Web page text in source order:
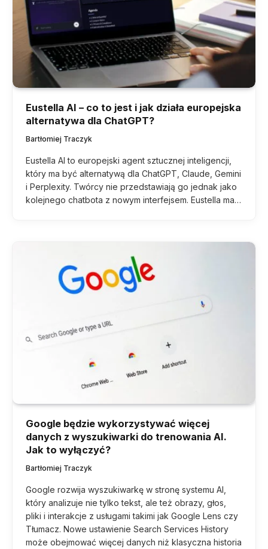
Eustella AI – co to jest i jak działa europejska
alternatywa dla ChatGPT?
Bartłomiej Traczyk
Eustella AI to europejski agent sztucznej inteligencji,
który ma być alternatywą dla ChatGPT, Claude, Gemini
i Perplexity. Twórcy nie przedstawiają go jednak jako
kolejnego chatbota z nowym interfejsem. Eustella ma…
Google będzie wykorzystywać więcej
danych z wyszukiwarki do trenowania AI.
Jak to wyłączyć?
Bartłomiej Traczyk
Google rozwija wyszukiwarkę w stronę systemu AI,
który analizuje nie tylko tekst, ale też obrazy, głos,
pliki i interakcje z usługami takimi jak Google Lens czy
Tłumacz. Nowe ustawienie Search Services History
może obejmować więcej danych niż klasyczna historia